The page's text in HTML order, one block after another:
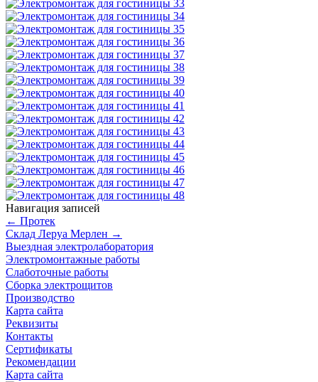
Навигация записей
← Протек
Склад Леруа Мерлен →
Выездная электролаборатория
Электромонтажные работы
Слаботочные работы
Сборка электрощитов
Производство
Карта сайта
Реквизиты
Контакты
Сертификаты
Рекомендации
Карта сайта